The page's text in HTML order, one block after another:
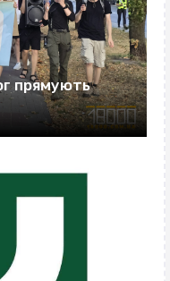
прямують